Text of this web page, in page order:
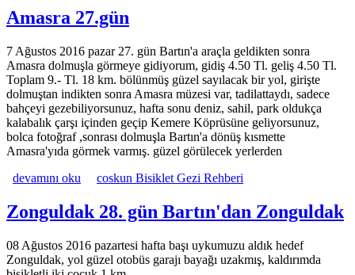
Amasra 27.gün
7 Ağustos 2016 pazar 27. gün Bartın'a araçla geldikten sonra
Amasra dolmuşla görmeye gidiyorum, gidiş 4.50 Tl. geliş 4.50 Tl.
Toplam 9.- Tl. 18 km. bölünmüş güzel sayılacak bir yol, girişte
dolmuştan indikten sonra Amasra müzesi var, tadilattaydı, sadece
bahçeyi gezebiliyorsunuz, hafta sonu deniz, sahil, park oldukça
kalabalık çarşı içinden geçip Kemere Köprüsüne geliyorsunuz,
bolca fotoğraf ,sonrası dolmuşla Bartın'a dönüş kısmette
Amasra'yıda görmek varmış. güzel görülecek yerlerden
Amasra 27.gün hakkında
devamını oku coskun Bisiklet Gezi Rehberi
Zonguldak 28. gün Bartın'dan Zonguldak
08 Ağustos 2016 pazartesi hafta başı uykumuzu aldık hedef
Zonguldak, yol güzel otobüs garajı bayağı uzakmış, kaldırımda